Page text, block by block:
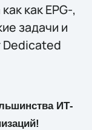
как EPG-,
задачи и
ИТ-